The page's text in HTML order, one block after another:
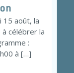
15 août, la
à célébrer la
:
à […]